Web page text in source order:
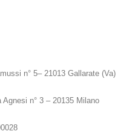
n° 5– 21013 Gallarate (Va)
Agnesi n° 3 – 20135 Milano